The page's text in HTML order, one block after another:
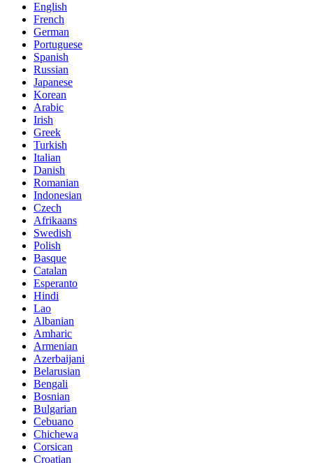
English
French
German
Portuguese
Spanish
Russian
Japanese
Korean
Arabic
Irish
Greek
Turkish
Italian
Danish
Romanian
Indonesian
Czech
Afrikaans
Swedish
Polish
Basque
Catalan
Esperanto
Hindi
Lao
Albanian
Amharic
Armenian
Azerbaijani
Belarusian
Bengali
Bosnian
Bulgarian
Cebuano
Chichewa
Corsican
Croatian